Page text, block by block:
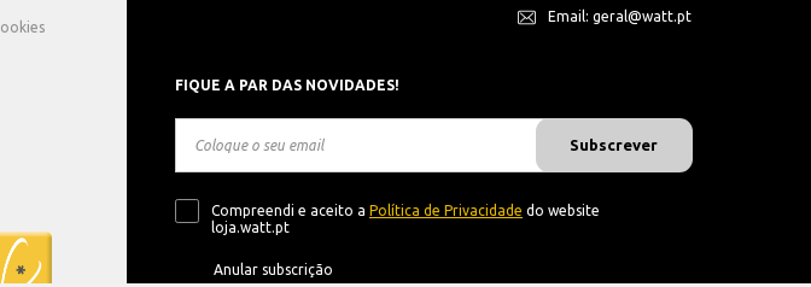
Email: geral@watt.pt
FIQUE A PAR DAS NOVIDADES!
Subscrever
Compreendi e aceito a Política de Privacidade do website
loja.watt.pt
Anular subscrição